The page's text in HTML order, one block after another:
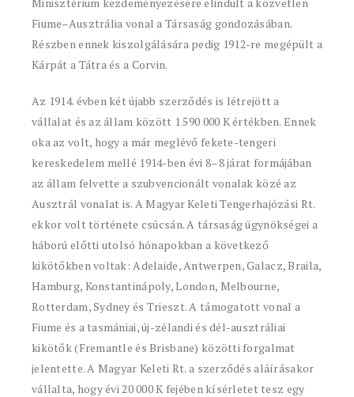
Fiume–Ausztrália vonal a Társaság gondozásában.
Részben ennek kiszolgálására pedig 1912-re megépült a
Kárpát a Tátra és a Corvin.
Az 1914. évben két újabb szerződés is létrejött a
vállalat és az állam között 1 590 000 K értékben. Ennek
oka az volt, hogy a már meglévő fekete-tengeri
kereskedelem mellé 1914-ben évi 8–8 járat formájában
az állam felvette a szubvencionált vonalak közé az
Ausztrál vonalat is. A Magyar Keleti Tengerhajózási Rt.
ekkor volt története csúcsán. A társaság ügynökségei a
háború előtti utolsó hónapokban a következő
kikötőkben voltak: Adelaide, Antwerpen, Galacz, Braila,
Hamburg, Konstantinápoly, London, Melbourne,
Rotterdam, Sydney és Trieszt. A támogatott vonal a
Fiume és a tasmániai, új-zélandi és dél-ausztráliai
kikötők (Fremantle és Brisbane) közötti forgalmat
jelentette. A Magyar Keleti Rt. a szerződés aláírásakor
vállalta, hogy évi 20 000 K fejében kísérletet tesz egy